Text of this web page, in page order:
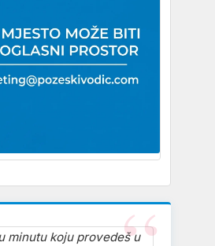
minutu koju provedeš u